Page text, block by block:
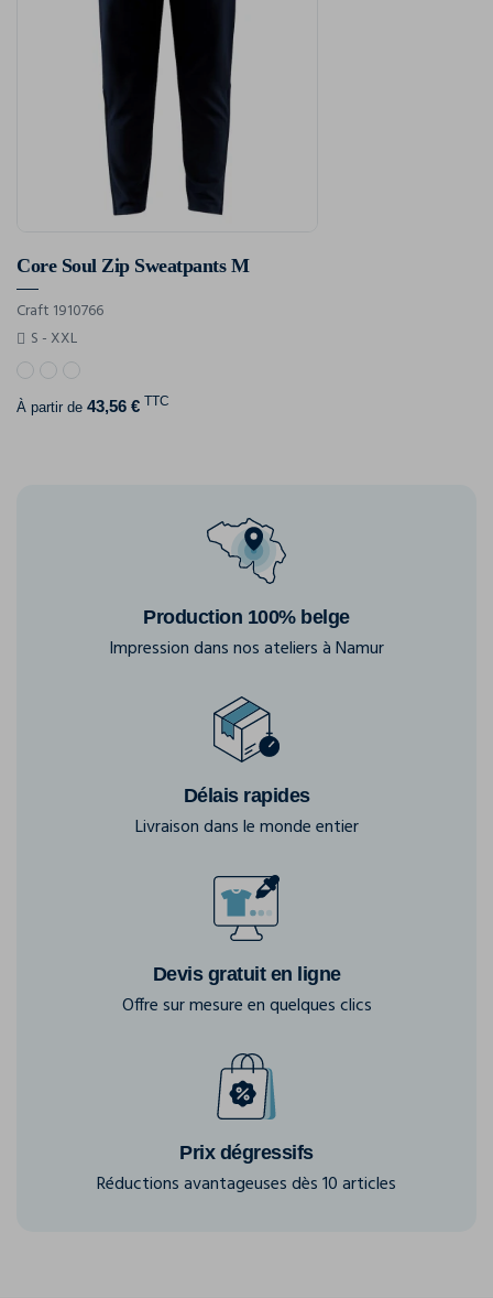
Core Soul Zip Sweatpants M
Craft 1910766
S - XXL
À partir de 43,56 € TTC
Production 100% belge
Impression dans nos ateliers à Namur
Délais rapides
Livraison dans le monde entier
Devis gratuit en ligne
Offre sur mesure en quelques clics
Prix dégressifs
Réductions avantageuses dès 10 articles